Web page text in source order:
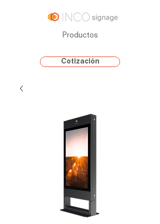
Productos
Cotización